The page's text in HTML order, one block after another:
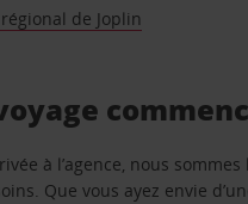
de Joplin
à l’agence, nous
Que vous ayez envie